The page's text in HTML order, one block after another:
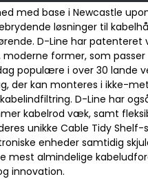
med base i Newcastle
løsninger til
D-Line har patenteret
former, som
populære i over 30 lande
der kan monteres i ikke-
D-Line har
kabelrod væk, samt
unikke Cable Tidy
enheder samtidig
mest almindelige
innovation.